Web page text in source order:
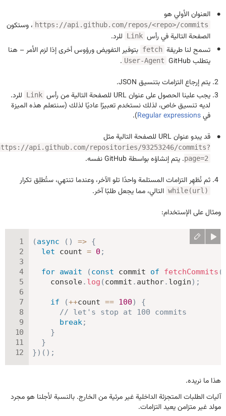
العنوان الأولي هو
https://api.github.com/repos/<repo>/commits ، وستكون
الصفحة التالية في رأس Link
للرد.
تسمح لنا طريقة fetch بتوفير التفويض ورؤوس أخرى إذا لزم الأمر – هنا
يتطلب GitHub
User-Agent
.
يتم إرجاع التزامات بتنسيق JSON.
يجب علينا الحصول على عنوان URL للصفحة التالية من رأس
Link
للرد.
لديه تنسيق خاص، لذلك نستخدم تعبيرًا عاديًا لذلك (سنتعلم هذه الميزة
فيRegular expressions
).
قد يبدو عنوان URL للصفحة التالية مثل
api.github.com/repositories/93253246/commits?
page=2. يتم إنشاؤه بواسطة GitHub نفسه.
ثم نُظهِر التزامات المستلمة واحدًا تلو الآخر، وعندما تنتهي، ستُطلِق تكرار
while(url) التالي، مما يجعل طلبًا آخر.
ومثال على الإستخدام:
(async ( ) => {
let count = 0 ;
for await (const commit of fetchCommits (
    console
. log (commit . author. login) ;
if (++count == 100)
{
// let's stop at 100 commits
break;
}
}
}) ( ) ;
هذا ما نريده.
آليات الطلبات المتجزئة الداخلية غير مرئية من الخارج. بالنسبة لأجلنا هو مجرد
مولد غير متزامن يعيد التزامات.